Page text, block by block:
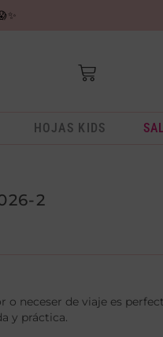
HOJAS KIDS
2
o neceser de viaje es
y práctica.